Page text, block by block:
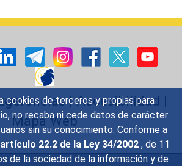
cookies de terceros y propias para
no recaba ni cede datos de carácter
sin su conocimiento. Conforme a
artículo 22.2 de la Ley 34/2002 , de 11
de la sociedad de la información y de
|Accesibilidad |
Mapa Web